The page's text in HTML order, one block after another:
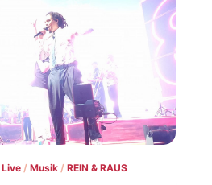
Live/ Musik/ REIN & RAUS